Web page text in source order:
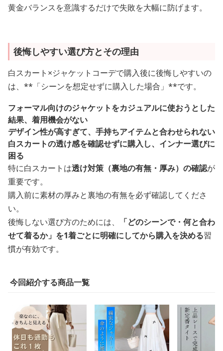
黄金バランスを意識するだけで失敗を大幅に防げます。
後悔しやすい選び方とその理由
白スカート×ジャケットコーデで購入後に後悔しやすいの
は、**「シーンを想定せずに購入した場合」**です。
フォーマル向けのジャケットをカジュアルに使おうとした
結果、着用機会がない
デザイン性が高すぎて、手持ちアイテムと合わせられない
白スカートの透け感を確認せずに購入し、インナー選びに
困る
特に白スカートは透け対策（裏地の有無・厚み）の確認が
重要です。
購入前に素材の厚みと裏地の有無を必ず確認してくださ
い。
後悔しない選び方のためには、
「どのシーンで・何と合わ
せて着るか」を1着ごとに明確にしてから購入を決める習
慣が有効です。
今回紹介する商品一覧